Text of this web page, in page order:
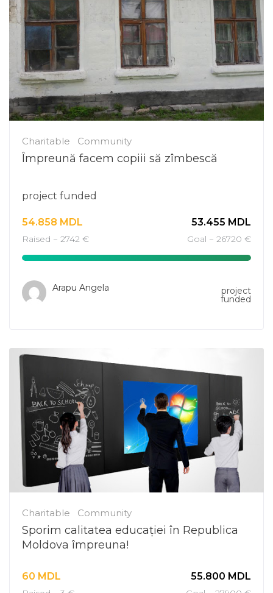
Charitable Community
Împreună facem copiii să zîmbescă
project funded
54.858 MDL
Raised ~ 2742 €
53.455 MDL
Goal ~ 26720 €
Arapu Angela project
funded
Charitable Community
Sporim calitatea educației în Republica
Moldova împreuna!
60 MDL 55.800 MDL